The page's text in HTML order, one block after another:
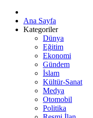
Ana Sayfa
Kategoriler
Dünya
Eğitim
Ekonomi
Gündem
İslam
Kültür-Sanat
Medya
Otomobil
Politika